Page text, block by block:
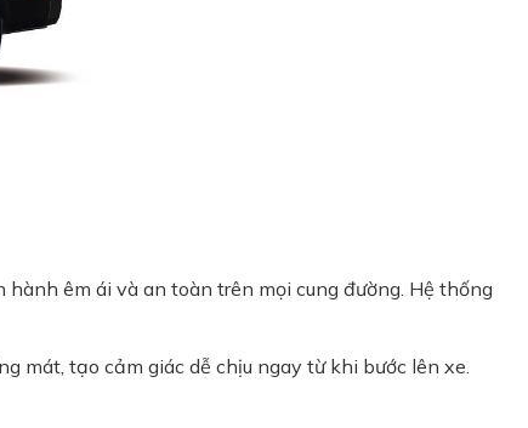
êm ái và an toàn trên mọi cung đường. Hệ thống
mát, tạo cảm giác dễ chịu ngay từ khi bước lên xe.